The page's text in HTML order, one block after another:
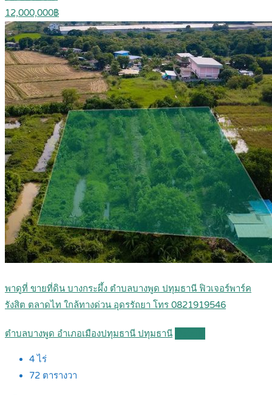
12,000,000฿
พาดูที่ ขายที่ดิน บางกระผึ้ง ตำบลบางพูด ปทุมธานี ฟิวเจอร์พาร์ค
รังสิต ตลาดไท ใกล้ทางด่วน อุดรรัถยา โทร 0821919546
ตำบลบางพูด อำเภอเมืองปทุมธานี ปทุมธานี
4ไร่
72 ตารางวา